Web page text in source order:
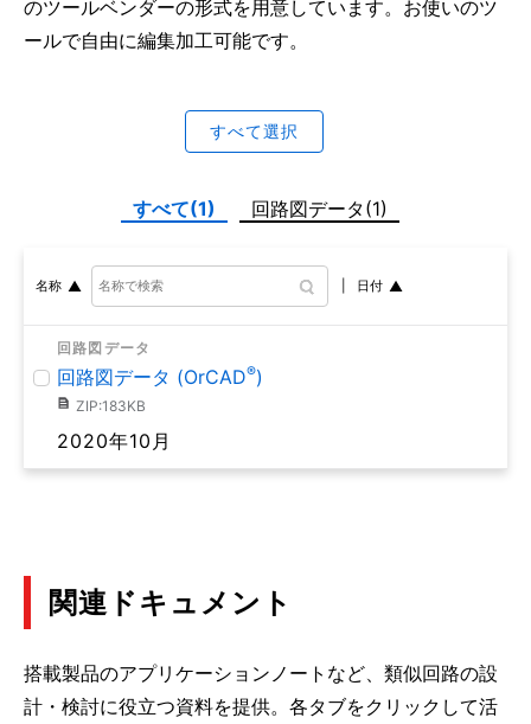
のツールベンダーの形式を用意しています。お使いのツ
ールで自由に編集加工可能です。
すべて選択
すべて(1) 回路図データ(1)
名称 日付
回路図データ
回路図データ (OrCAD®)
ZIP:183KB
2020年10月
関連ドキュメント
搭載製品のアプリケーションノートなど、類似回路の設
計・検討に役立つ資料を提供。各タブをクリックして活